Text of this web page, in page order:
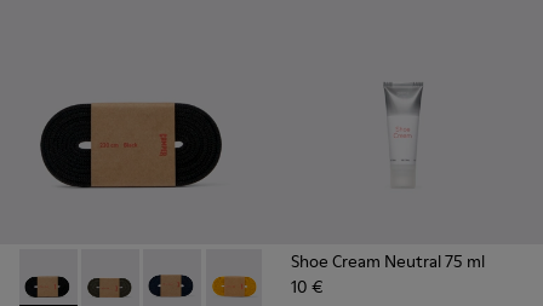
Laces - KL00002-001 - Cordons elàstics de color negre
Laces - KL00002-006 - Cordons elàstics de color
Laces - KL00002-005 - Cordons de color blau
Laces - KL00002-004 - Cordons
Laces - KL00002-003 -
Shoe Cream Neutral 75 ml
10 €